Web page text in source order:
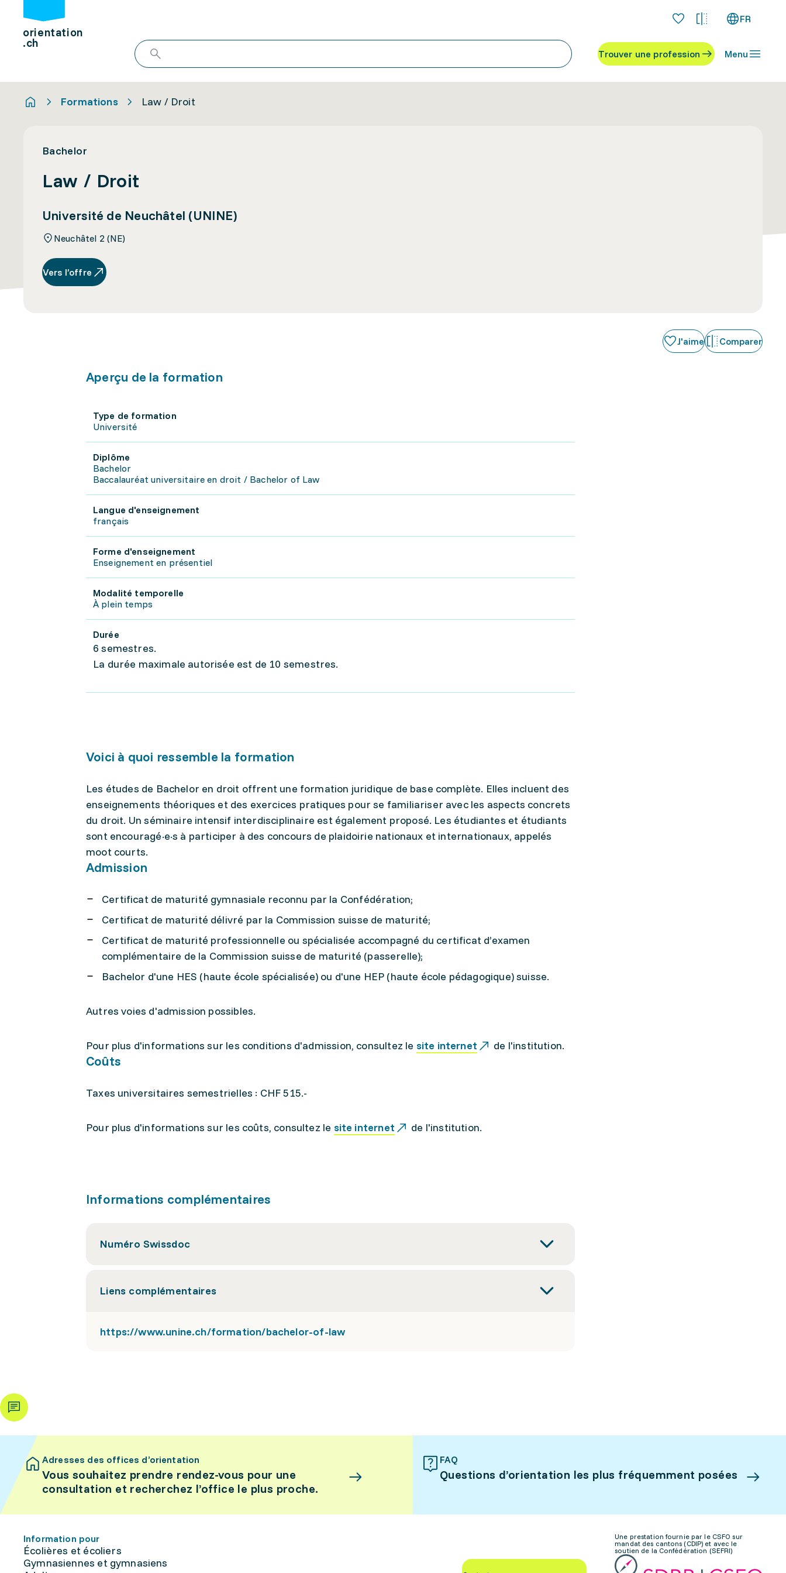
orientation
.ch
FR
Trouver une profession Menu
Formations Law / Droit
Bachelor
Law / Droit
Université de Neuchâtel (UNINE)
Neuchâtel 2 (NE)
Vers l’offre
J'aime Comparer
Aperçu de la formation
Type de formation
Université
Diplôme
Bachelor
Baccalauréat universitaire en droit / Bachelor of Law
Langue d'enseignement
français
Forme d'enseignement
Enseignement en présentiel
Modalité temporelle
À plein temps
Durée
6 semestres.
La durée maximale autorisée est de 10 semestres.
Voici à quoi ressemble la formation
Les études de Bachelor en droit offrent une formation juridique de base complète. Elles incluent des
enseignements théoriques et des exercices pratiques pour se familiariser avec les aspects concrets
du droit. Un séminaire intensif interdisciplinaire est également proposé. Les étudiantes et étudiants
sont encouragé·e·s à participer à des concours de plaidoirie nationaux et internationaux, appelés
moot courts.
Admission
Certificat de maturité gymnasiale reconnu par la Confédération;
Certificat de maturité délivré par la Commission suisse de maturité;
Certificat de maturité professionnelle ou spécialisée accompagné du certificat d’examen
complémentaire de la Commission suisse de maturité (passerelle);
Bachelor d'une HES (haute école spécialisée) ou d'une HEP (haute école pédagogique) suisse.
Autres voies d'admission possibles.
Pour plus d'informations sur les conditions d'admission, consultez le site internet de l'institution.
Coûts
Taxes universitaires semestrielles : CHF 515.-
Pour plus d'informations sur les coûts, consultez le site internet de l'institution.
Informations complémentaires
Numéro Swissdoc
Liens complémentaires
https://www.unine.ch/formation/bachelor-of-law
Adresses des offices d’orientation
Vous souhaitez prendre rendez-vous pour une
consultation et recherchez l’office le plus proche.
FAQ
Questions d’orientation les plus fréquemment posées
Information pour
Écolières et écoliers
Gymnasiennes et gymnasiens
Une prestation fournie par le CSFO sur
mandat des cantons (CDIP) et avec le
soutien de la Confédération (SEFRI)